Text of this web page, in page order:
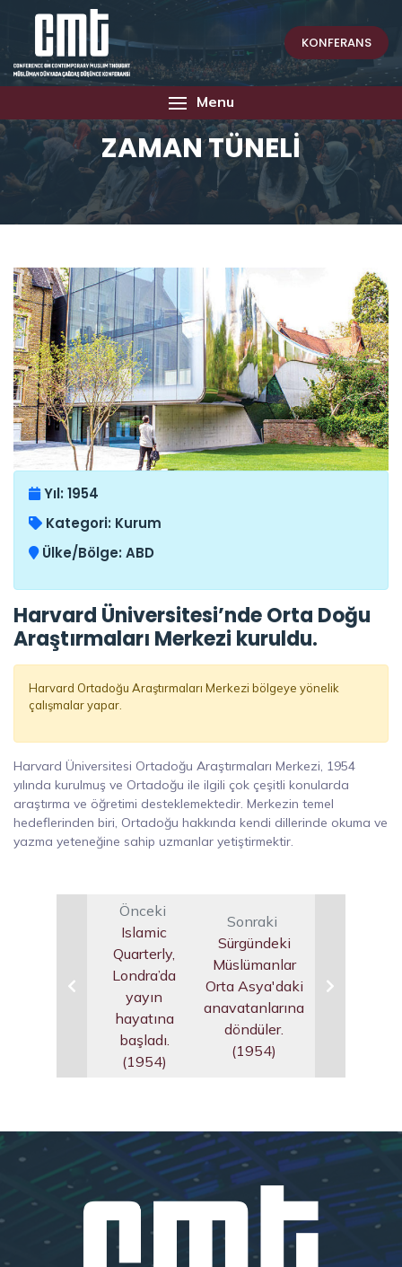
KONFERANS
Menu
ZAMAN TÜNELİ
Yıl: 1954
Kategori: Kurum
Ülke/Bölge: ABD
Harvard Üniversitesi’nde Orta Doğu
Araştırmaları Merkezi kuruldu.
Harvard Ortadoğu Araştırmaları Merkezi bölgeye yönelik
çalışmalar yapar.
Harvard Üniversitesi Ortadoğu Araştırmaları Merkezi, 1954
yılında kurulmuş ve Ortadoğu ile ilgili çok çeşitli konularda
araştırma ve öğretimi desteklemektedir. Merkezin temel
hedeflerinden biri, Ortadoğu hakkında kendi dillerinde okuma ve
yazma yeteneğine sahip uzmanlar yetiştirmektir.
Önceki
Islamic
Quarterly,
Londra’da
yayın
hayatına
başladı.
(1954)
Sonraki
Sürgündeki
Müslümanlar
Orta Asya'daki
anavatanlarına
döndüler.
(1954)